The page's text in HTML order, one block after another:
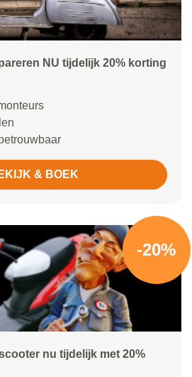
NU tijdelijk 20% korting
& BOEK
-20%
nu tijdelijk met 20%